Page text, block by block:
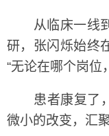
从临床一线到
研，张闪烁始终
“无论在哪个岗位
患者康复了，
微小的改变，汇